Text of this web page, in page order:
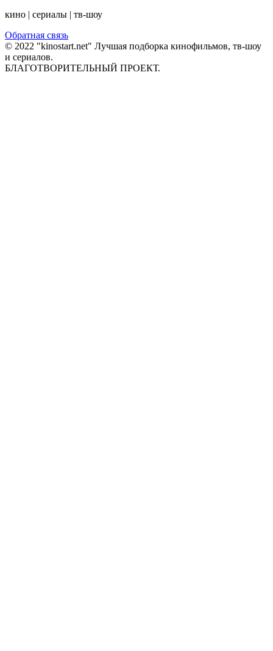
кино | сериалы | тв-шоу
Обратная связь
© 2022 "kinostart.net" Лучшая подборка кинофильмов, тв-шоу
и сериалов.
БЛАГОТВОРИТЕЛЬНЫЙ ПРОЕКТ.